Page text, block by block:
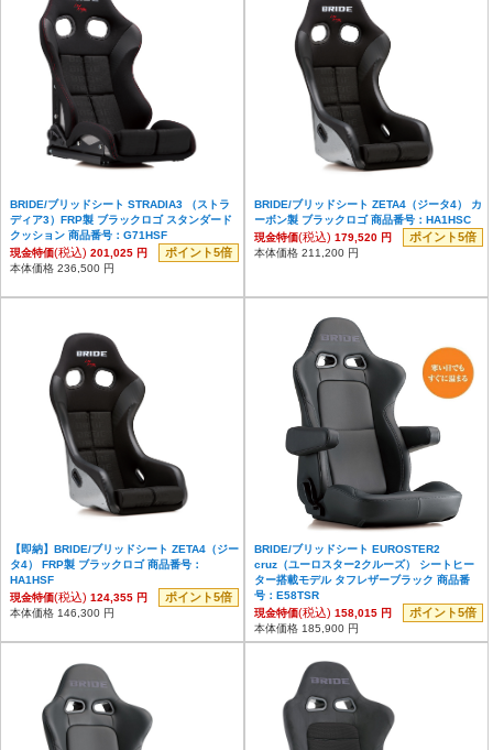
BRIDE/ブリッドシート STRADIA3 （ストラ
ディア3）FRP製 ブラックロゴ スタンダード
クッション 商品番号：G71HSF
現金特価(税込) 201,025 円 ポイント5倍
本体価格 236,500 円
BRIDE/ブリッドシート ZETA4（ジータ4） カ
ーボン製 ブラックロゴ 商品番号：HA1HSC
現金特価(税込) 179,520 円 ポイント5倍
本体価格 211,200 円
【即納】BRIDE/ブリッドシート ZETA4（ジー
タ4） FRP製 ブラックロゴ 商品番号：
HA1HSF
現金特価(税込) 124,355 円 ポイント5倍
本体価格 146,300 円
BRIDE/ブリッドシート EUROSTER2
cruz（ユーロスター2クルーズ） シートヒー
ター搭載モデル タフレザーブラック 商品番
号：E58TSR
現金特価(税込) 158,015 円 ポイント5倍
本体価格 185,900 円